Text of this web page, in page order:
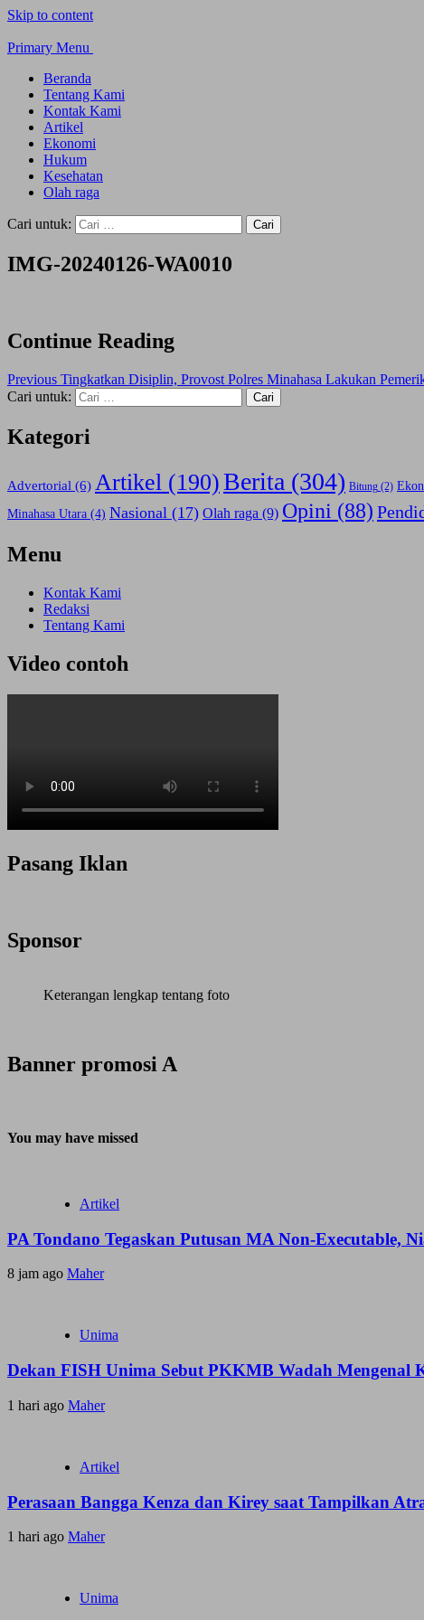
Skip to content
Primary Menu
Beranda
Tentang Kami
Kontak Kami
Artikel
Ekonomi
Hukum
Kesehatan
Olah raga
Cari untuk:
IMG-20240126-WA0010
Continue Reading
Previous Tingkatkan Disiplin, Provost Polres Minahasa Lakukan
Cari untuk:
Kategori
Advertorial (6) Artikel (190)Berita (304) Bitung (2)
Minahasa Utara (4) Nasional (17) Olah raga (9) Opini (88)
Menu
Kontak Kami
Redaksi
Tentang Kami
Video contoh
Pasang Iklan
Sponsor
Keterangan lengkap tentang foto
Banner promosi A
You may have missed
Artikel
PA Tondano Tegaskan Putusan MA Non-Executable,
8 jam ago Maher
Unima
Dekan FISH Unima Sebut PKKMB Wadah Mengenal
1 hari ago Maher
Artikel
Perasaan Bangga Kenza dan Kirey saat Tampilkan
1 hari ago Maher
Unima